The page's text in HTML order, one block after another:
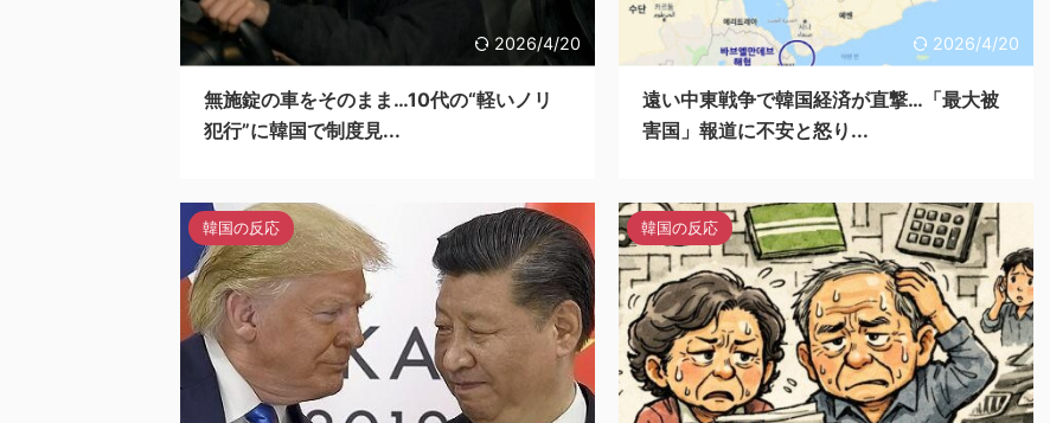
2026/4/20
無施錠の車をそのまま…10代の“軽いノリ
犯行”に韓国で制度見...
2026/4/20
遠い中東戦争で韓国経済が直撃…「最大被
害国」報道に不安と怒り...
韓国の反応 韓国の反応